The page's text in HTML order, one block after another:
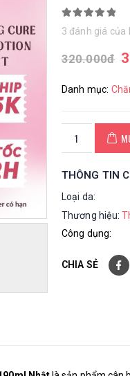
5.00 out of 5
3 đánh giá của
320.000đ
Danh mục:
THÔNG TIN
Loại da:
Thương hiệu:
Công dụng:
CHIA SẺ